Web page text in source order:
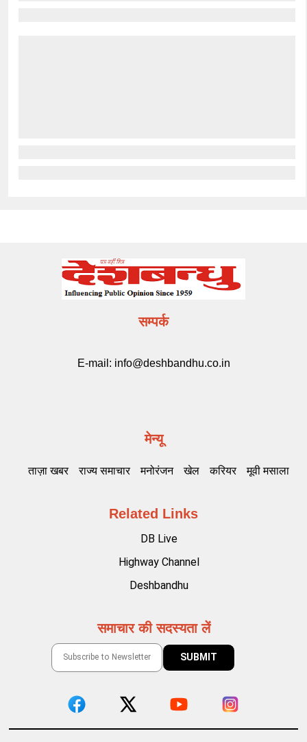
सम्पर्क
E-mail: info@deshbandhu.co.in
मेन्यू
ताज़ा खबर राज्य समाचार मनोरंजन खेल करियर मूवी मसाला
Related Links
DB Live
Highway Channel
Deshbandhu
समाचार की सदस्यता लें